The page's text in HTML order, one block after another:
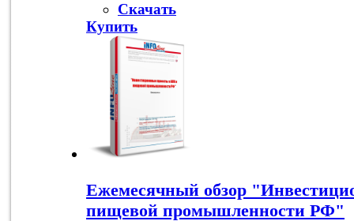
Скачать
Купить
Ежемесячный обзор
пищевой промышленности РФ"